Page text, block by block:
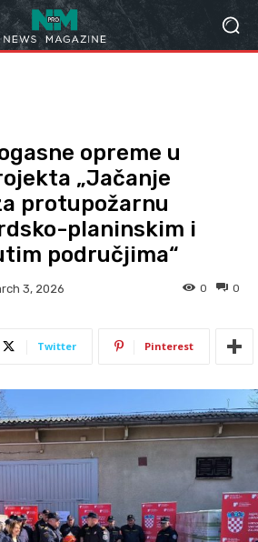
opreme u
„Jačanje
protupožarnu
planinskim i
područjima“
3, 2026 0
0
Twitter Pinterest